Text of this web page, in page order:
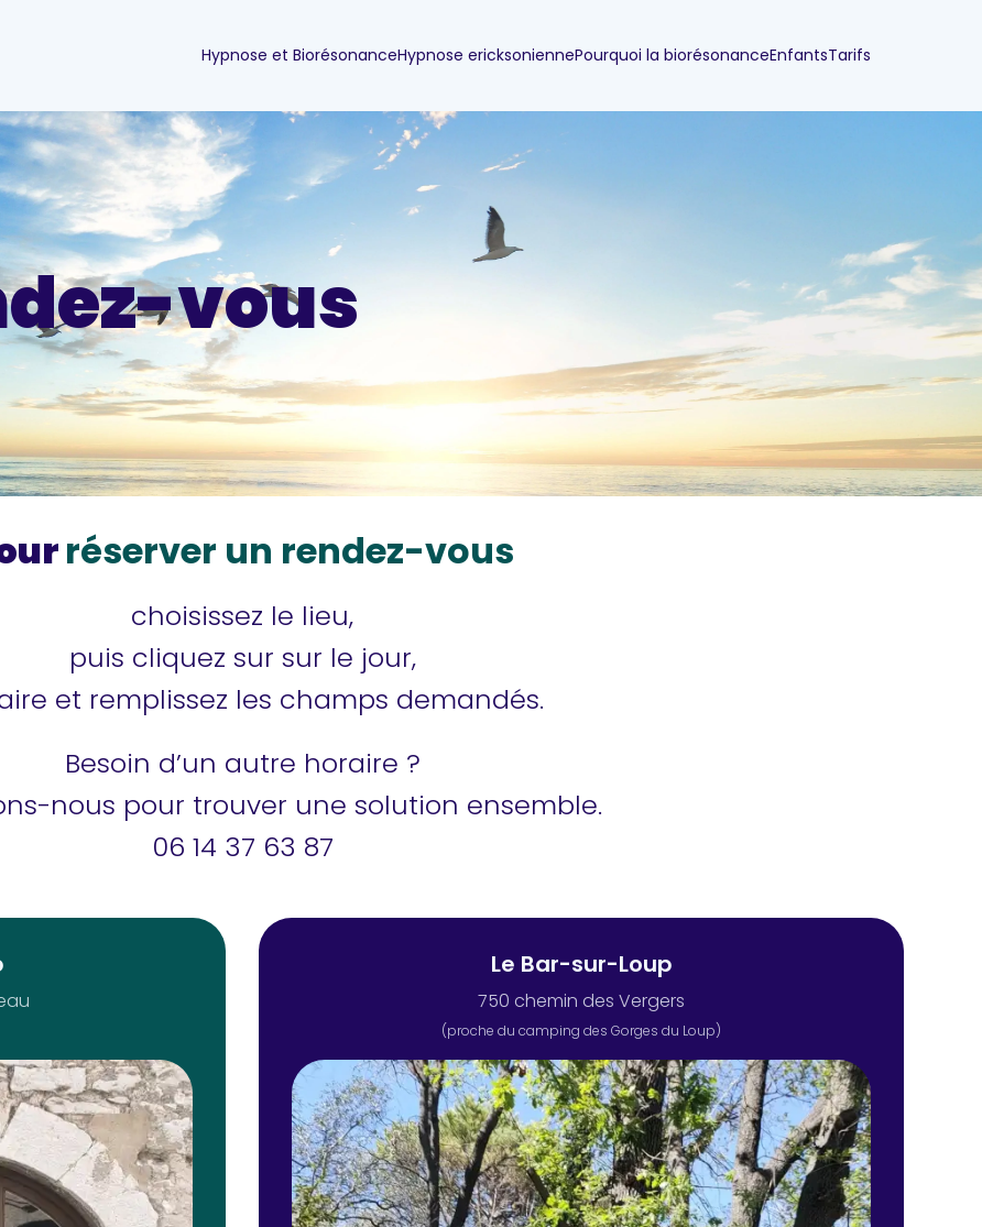
Hypnose et BiorésonanceHypnose ericksoniennePourquoi la biorésonanceEnfantsTarifs
vous
réserver un rendez-vous
choisissez le lieu,
puis cliquez sur sur le jour,
et remplissez les champs demandés.
Besoin d’un autre horaire ?
nous pour trouver une solution ensemble.
06 14 37 63 87
Le Bar-sur-Loup
750 chemin des Vergers
(proche du camping des Gorges du Loup)